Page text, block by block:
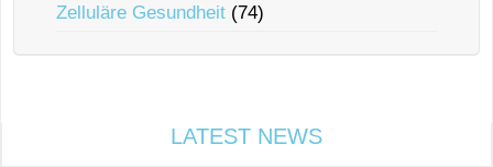
Zelluläre Gesundheit (74)
LATEST NEWS